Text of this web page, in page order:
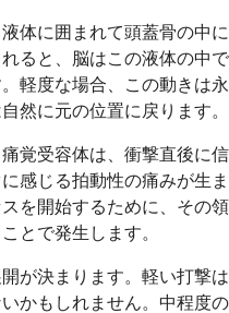
体に囲まれて頭蓋骨の中に
ると、脳はこの液体の中で
軽度な場合、この動きは永
然に元の位置に戻ります。
覚受容体は、衝撃直後に信
感じる拍動性の痛みが生ま
を開始するために、その領
とで発生します。
が決まります。軽い打撃は
かもしれません。中程度の